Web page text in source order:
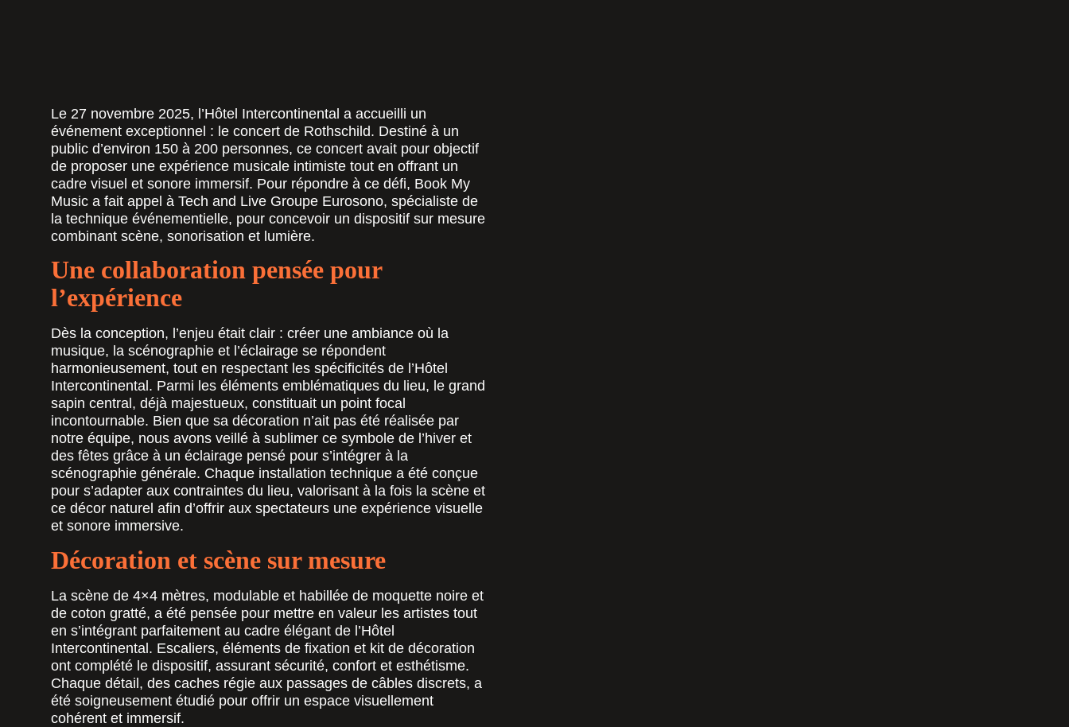
Le 27 novembre 2025, l’Hôtel Intercontinental a accueilli un
événement exceptionnel : le concert de Rothschild. Destiné à un
public d’environ 150 à 200 personnes, ce concert avait pour objectif
de proposer une expérience musicale intimiste tout en offrant un
cadre visuel et sonore immersif. Pour répondre à ce défi, Book My
Music a fait appel à Tech and Live Groupe Eurosono, spécialiste de
la technique événementielle, pour concevoir un dispositif sur mesure
combinant scène, sonorisation et lumière.
Une collaboration pensée pour
l’expérience
Dès la conception, l’enjeu était clair : créer une ambiance où la
musique, la scénographie et l’éclairage se répondent
harmonieusement, tout en respectant les spécificités de l’Hôtel
Intercontinental. Parmi les éléments emblématiques du lieu, le grand
sapin central, déjà majestueux, constituait un point focal
incontournable. Bien que sa décoration n’ait pas été réalisée par
notre équipe, nous avons veillé à sublimer ce symbole de l’hiver et
des fêtes grâce à un éclairage pensé pour s’intégrer à la
scénographie générale. Chaque installation technique a été conçue
pour s’adapter aux contraintes du lieu, valorisant à la fois la scène et
ce décor naturel afin d’offrir aux spectateurs une expérience visuelle
et sonore immersive.
Décoration et scène sur mesure
La scène de 4×4 mètres, modulable et habillée de moquette noire et
de coton gratté, a été pensée pour mettre en valeur les artistes tout
en s’intégrant parfaitement au cadre élégant de l’Hôtel
Intercontinental. Escaliers, éléments de fixation et kit de décoration
ont complété le dispositif, assurant sécurité, confort et esthétisme.
Chaque détail, des caches régie aux passages de câbles discrets, a
été soigneusement étudié pour offrir un espace visuellement
cohérent et immersif.